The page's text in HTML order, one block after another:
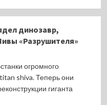
динозавр,
«Разрушителя»
огромного
shiva. Теперь они
гиганта